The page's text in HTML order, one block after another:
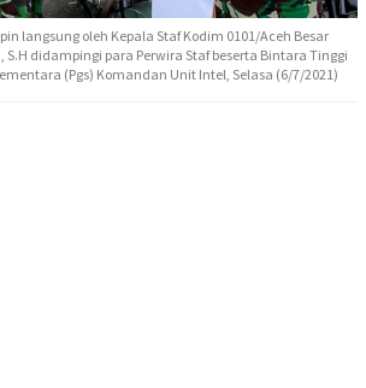
langsung oleh Kepala Staf Kodim 0101/Aceh Besar
S.H didampingi para Perwira Staf beserta Bintara Tinggi
(Pgs) Komandan Unit Intel, Selasa (6/7/2021)